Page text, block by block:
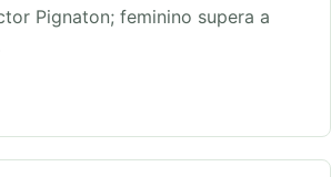
Pignaton; feminino supera a